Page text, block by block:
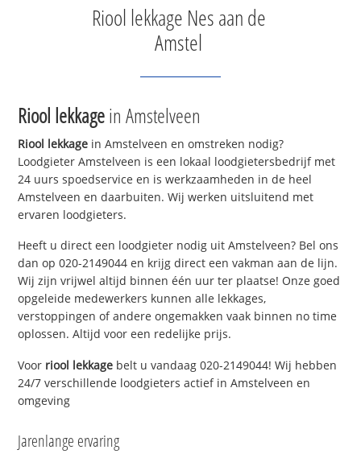
Riool lekkage Nes aan de
Amstel
Riool lekkagein Amstelveen
Riool lekkage in Amstelveen en omstreken nodig?
Loodgieter Amstelveen is een lokaal loodgietersbedrijf met
24 uurs spoedservice en is werkzaamheden in de heel
Amstelveen en daarbuiten. Wij werken uitsluitend met
ervaren loodgieters.
Heeft u direct een loodgieter nodig uit Amstelveen? Bel ons
dan op 020-2149044 en krijg direct een vakman aan de lijn.
Wij zijn vrijwel altijd binnen één uur ter plaatse! Onze goed
opgeleide medewerkers kunnen alle lekkages,
verstoppingen of andere ongemakken vaak binnen no time
oplossen. Altijd voor een redelijke prijs.
Voor riool lekkage belt u vandaag 020-2149044! Wij hebben
24/7 verschillende loodgieters actief in Amstelveen en
omgeving
Jarenlange ervaring